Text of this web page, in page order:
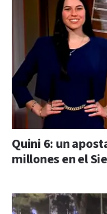
Quini 6: un
millones en el